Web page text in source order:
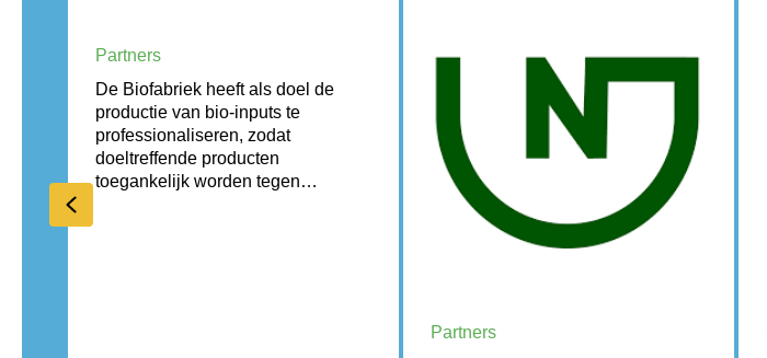
Partners
De Biofabriek heeft als doel de
productie van bio-inputs te
professionaliseren, zodat
doeltreffende producten
toegankelijk worden tegen…
Partners
Previous